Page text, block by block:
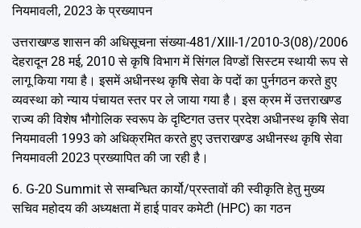
नियमावली, 2023 के प्रख्यापन
उत्तराखण्ड शासन की अधिसूचना संख्या-481/XIII-1/2010-3(08)/2006
देहरादून 28 मई, 2010 से कृषि विभाग में सिंगल विण्डों सिस्टम स्थायी रूप से
लागू किया गया है। इसमें अधीनस्थ कृषि सेवा के पदों का पुर्नगठन करते हुए
व्यवस्था को न्याय पंचायत स्तर पर ले जाया गया है। इस क्रम में उत्तराखण्ड
राज्य की विशेष भौगोलिक स्वरूप के दृष्टिगत उत्तर प्रदेश अधीनस्थ कृषि सेवा
नियमावली 1993 को अधिक्रमित करते हुए उत्तराखण्ड अधीनस्थ कृषि सेवा
नियमावली 2023 प्रख्यापित की जा रही है।
6. G-20 Summit से सम्बन्धित कार्यो/प्रस्तावों की स्वीकृति हेतु मुख्य
सचिव महोदय की अध्यक्षता में हाई पावर कमेटी (HPC) का गठन